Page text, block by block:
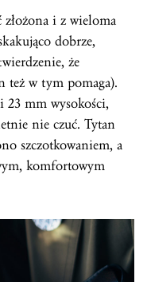
i z wieloma
dobrze,
że
w tym pomaga).
23 mm wysokości,
nie czuć. Tytan
szczotkowaniem, a
komfortowym